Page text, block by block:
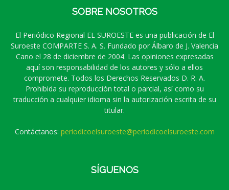
SOBRE NOSOTROS
El Periódico Regional EL SUROESTE es una publicación de El
Suroeste COMPARTE S. A. S. Fundado por Álbaro de J. Valencia
Cano el 28 de diciembre de 2004. Las opiniones expresadas
aquí son responsabilidad de los autores y sólo a ellos
compromete. Todos los Derechos Reservados D. R. A.
Prohibida su reproducción total o parcial, así como su
traducción a cualquier idioma sin la autorización escrita de su
titular.
Contáctanos: periodicoelsuroeste@periodicoelsuroeste.com
SÍGUENOS